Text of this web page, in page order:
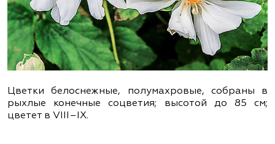
Цветки белоснежные, полумахровые, собраны в
рыхлые конечные соцветия; высотой до 85 см;
цветет в VІІІ–ІХ.